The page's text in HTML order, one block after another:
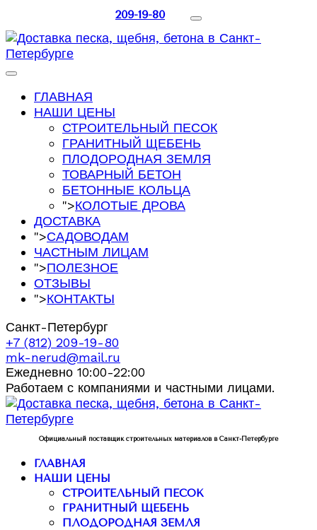
209-19-80
ГЛАВНАЯ
НАШИ ЦЕНЫ
СТРОИТЕЛЬНЫЙ ПЕСОК
ГРАНИТНЫЙ ЩЕБЕНЬ
ПЛОДОРОДНАЯ ЗЕМЛЯ
ТОВАРНЫЙ БЕТОН
БЕТОННЫЕ КОЛЬЦА
">КОЛОТЫЕ ДРОВА
ДОСТАВКА
">САДОВОДАМ
ЧАСТНЫМ ЛИЦАМ
">ПОЛЕЗНОЕ
ОТЗЫВЫ
">КОНТАКТЫ
Санкт-Петербург
+7 (812) 209-19-80
mk-nerud@mail.ru
Ежедневно 10:00-22:00
Работаем с компаниями и частными лицами.
Официальный поставщик строительных материалов в Санкт-Петербурге
ГЛАВНАЯ
НАШИ ЦЕНЫ
СТРОИТЕЛЬНЫЙ ПЕСОК
ГРАНИТНЫЙ ЩЕБЕНЬ
ПЛОДОРОДНАЯ ЗЕМЛЯ